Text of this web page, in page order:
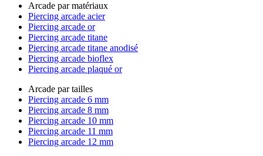
Arcade par matériaux
Piercing arcade acier
Piercing arcade or
Piercing arcade titane
Piercing arcade titane anodisé
Piercing arcade bioflex
Piercing arcade plaqué or
Arcade par tailles
Piercing arcade 6 mm
Piercing arcade 8 mm
Piercing arcade 10 mm
Piercing arcade 11 mm
Piercing arcade 12 mm